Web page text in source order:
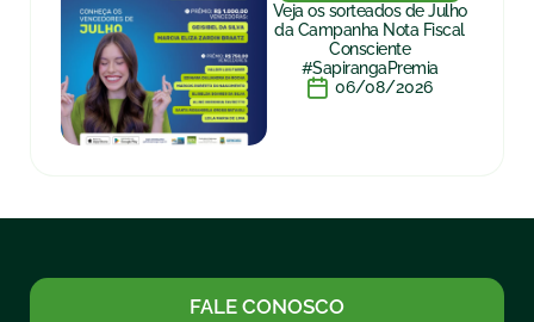
Veja os sorteados de Julho
da Campanha Nota Fiscal
Consciente
#SapirangaPremia
06/08/2026
FALE CONOSCO